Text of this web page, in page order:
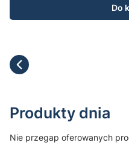
Do
Produkty dnia
Nie przegap oferowanych